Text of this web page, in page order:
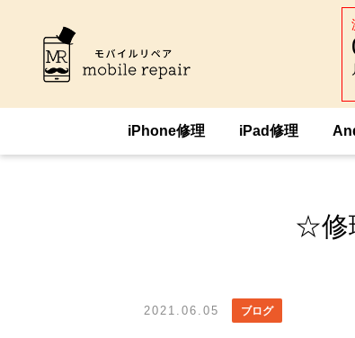
iPhone修理 iPad修理
HOME トピックス ブログ
☆修
2021.06.05 ブログ